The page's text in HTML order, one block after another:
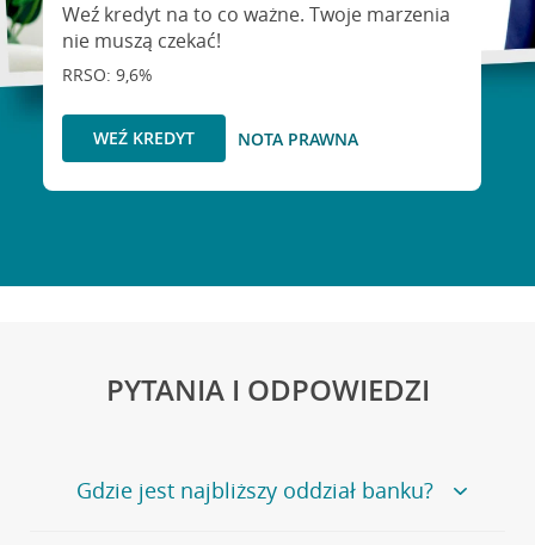
Weź kredyt na to co ważne. Twoje marzenia
nie muszą czekać!
RRSO: 9,6%
WEŹ KREDYT NOTA PRAWNA
PYTANIA I ODPOWIEDZI
Gdzie jest najbliższy oddział banku?